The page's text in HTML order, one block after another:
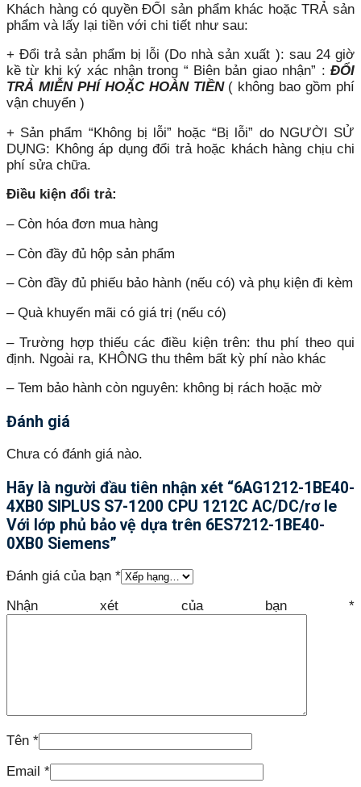
Khách hàng có quyền ĐỔI sản phẩm khác hoặc TRẢ sản
phẩm và lấy lại tiền với chi tiết như sau:
+ Đổi trả sản phẩm bị lỗi (Do nhà sản xuất ): sau 24 giờ
kề từ khi ký xác nhận trong “ Biên bản giao nhận” : ĐỔI
TRẢ MIỄN PHÍ HOẶC HOÀN TIỀN( không bao gồm phí
vận chuyển )
+ Sản phẩm “Không bị lỗi” hoặc “Bị lỗi” do NGƯỜI SỬ
DỤNG: Không áp dụng đổi trả hoặc khách hàng chịu chi
phí sửa chữa.
Điều kiện đổi trả:
– Còn hóa đơn mua hàng
– Còn đầy đủ hộp sản phẩm
– Còn đầy đủ phiếu bảo hành (nếu có) và phụ kiện đi kèm
– Quà khuyến mãi có giá trị (nếu có)
– Trường hợp thiếu các điều kiện trên: thu phí theo qui
định. Ngoài ra, KHÔNG thu thêm bất kỳ phí nào khác
– Tem bảo hành còn nguyên: không bị rách hoặc mờ
Đánh giá
Chưa có đánh giá nào.
Hãy là người đầu tiên nhận xét “6AG1212-1BE40-
4XB0 SIPLUS S7-1200 CPU 1212C AC/DC/rơ le
Với lớp phủ bảo vệ dựa trên 6ES7212-1BE40-
0XB0 Siemens”
Đánh giá của bạn *
Nhận xét của bạn *
Tên *
Email *